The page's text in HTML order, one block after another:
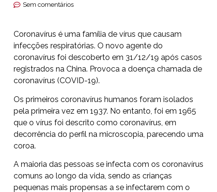
Sem comentários
Coronavírus é uma família de vírus que causam
infecções respiratórias. O novo agente do
coronavírus foi descoberto em 31/12/19 após casos
registrados na China. Provoca a doença chamada de
coronavírus (COVID-19).
Os primeiros coronavírus humanos foram isolados
pela primeira vez em 1937. No entanto, foi em 1965
que o vírus foi descrito como coronavírus, em
decorrência do perfil na microscopia, parecendo uma
coroa.
A maioria das pessoas se infecta com os coronavírus
comuns ao longo da vida, sendo as crianças
pequenas mais propensas a se infectarem com o